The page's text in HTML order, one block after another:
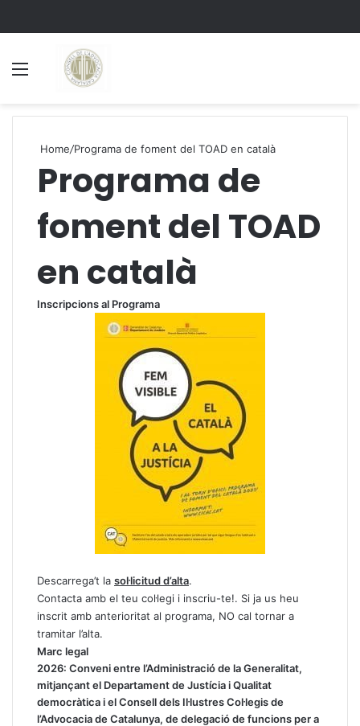
Home/Programa de foment del TOAD en català
Programa de
foment del TOAD
en català
Inscripcions al Programa
Descarrega’t la sol·licitud d’alta.
Contacta amb el teu col·legi i inscriu-te!. Si ja us heu
inscrit amb anterioritat al programa, NO cal tornar a
tramitar l’alta.
Marc legal
2026: Conveni entre l’Administració de la Generalitat,
mitjançant el Departament de Justícia i Qualitat
democràtica i el Consell dels Il·lustres Col·legis de
l’Advocacia de Catalunya, de delegació de funcions per a